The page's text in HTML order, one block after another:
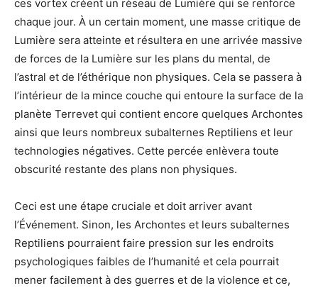
ces vortex créent un réseau de Lumière qui se renforce
chaque jour. À un certain moment, une masse critique de
Lumière sera atteinte et résultera en une arrivée massive
de forces de la Lumière sur les plans du mental, de
l’astral et de l’éthérique non physiques. Cela se passera à
l’intérieur de la mince couche qui entoure la surface de la
planète Terrevet qui contient encore quelques Archontes
ainsi que leurs nombreux subalternes Reptiliens et leur
technologies négatives. Cette percée enlèvera toute
obscurité restante des plans non physiques.
Ceci est une étape cruciale et doit arriver avant
l’Événement. Sinon, les Archontes et leurs subalternes
Reptiliens pourraient faire pression sur les endroits
psychologiques faibles de l’humanité et cela pourrait
mener facilement à des guerres et de la violence et ce,